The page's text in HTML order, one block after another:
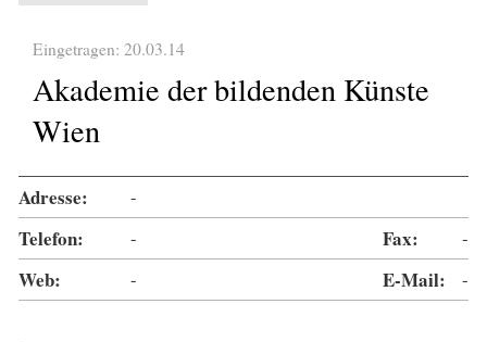
Eingetragen: 20.03.14
Akademie der bildenden Künste
Wien
Adresse: -
Telefon: - Fax: -
Web: - E-Mail: -